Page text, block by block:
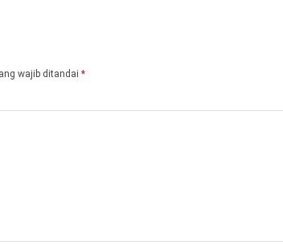
wajib ditandai *